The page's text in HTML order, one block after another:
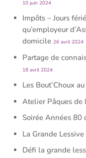
10 juin 2024
Impôts – Jours
qu’employeur
domicile 26 avril 2024
Partage de
18 avril 2024
Les Bout’Choux
Atelier Pâques de
Soirée Années 80
La Grande
Défi la grande